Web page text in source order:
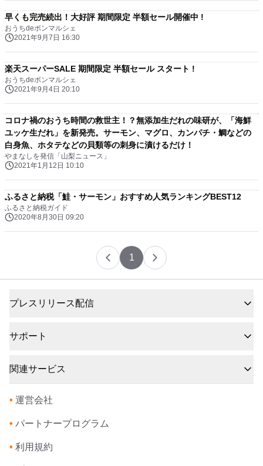
早くも完売続出！大好評 期間限定 半額セール開催中 !
おうちdeボンマルシェ
2021年9月7日 16:30
楽天スーパーSALE 期間限定 半額セール スタート !
おうちdeボンマルシェ
2021年9月4日 20:10
コロナ禍のおうち時間の救世主！？無添加生だれの味研が、「海鮮
ユッケ生だれ」を新発売。サーモン、マグロ、カンパチ・鯛などの
白身魚、ホタテなどの貝類等の刺身に漬けるだけ！
やまなしを発信「山梨ニュース」
2021年1月12日 10:10
ふるさと納税「鮭・サーモン」おすすめ人気ランキングBEST12
ふるさと納税ガイド
2020年8月30日 09:20
1
プレスリリース配信
サポート
関連サービス
• 運営会社
• パートナープログラム
• 利用規約